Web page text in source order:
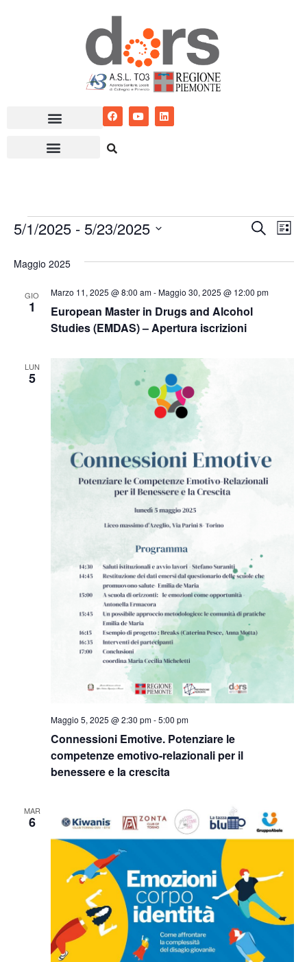
Eventi
viste
Cerca
Lista
5/1/2025 - 5/23/2025
la
Maggio 2025
GIO
1
European Master in Drugs and Alcohol
Studies (EMDAS) – Apertura iscrizioni
Marzo 11, 2025 @ 8:00 am-Maggio 30, 2025 @ 12:00 pm
LUN
5
Connessioni Emotive. Potenziare le
competenze emotivo-relazionali per il
benessere e la crescita
Maggio 5, 2025 @ 2:30 pm-5:00 pm
MAR
6